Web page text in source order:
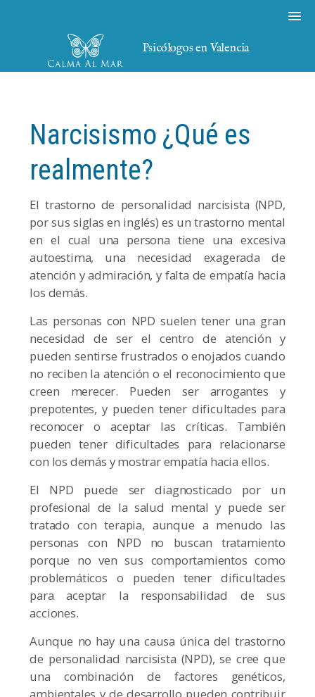
Psicólogos en Valencia
Narcisismo ¿Qué es
realmente?
El trastorno de personalidad narcisista (NPD,
por sus siglas en inglés) es un trastorno mental
en el cual una persona tiene una excesiva
autoestima, una necesidad exagerada de
atención y admiración, y falta de empatía hacia
los demás.
Las personas con NPD suelen tener una gran
necesidad de ser el centro de atención y
pueden sentirse frustrados o enojados cuando
no reciben la atención o el reconocimiento que
creen merecer. Pueden ser arrogantes y
prepotentes, y pueden tener dificultades para
reconocer o aceptar las críticas. También
pueden tener dificultades para relacionarse
con los demás y mostrar empatía hacia ellos.
El NPD puede ser diagnosticado por un
profesional de la salud mental y puede ser
tratado con terapia, aunque a menudo las
personas con NPD no buscan tratamiento
porque no ven sus comportamientos como
problemáticos o pueden tener dificultades
para aceptar la responsabilidad de sus
acciones.
Aunque no hay una causa única del trastorno
de personalidad narcisista (NPD), se cree que
una combinación de factores genéticos,